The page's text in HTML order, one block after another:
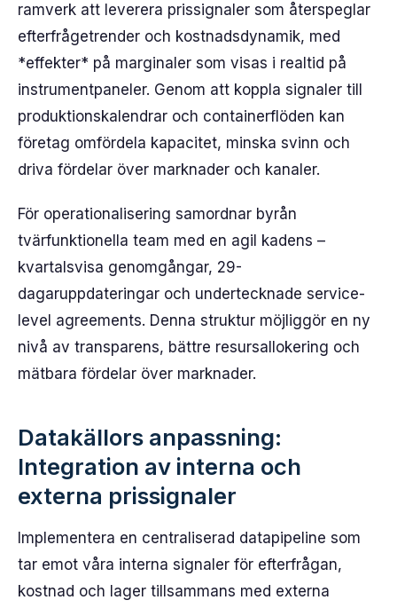
ramverk att leverera prissignaler som återspeglar
efterfrågetrender och kostnadsdynamik, med
*effekter* på marginaler som visas i realtid på
instrumentpaneler. Genom att koppla signaler till
produktionskalendrar och containerflöden kan
företag omfördela kapacitet, minska svinn och
driva fördelar över marknader och kanaler.
För operationalisering samordnar byrån
tvärfunktionella team med en agil kadens –
kvartalsvisa genomgångar, 29-
dagaruppdateringar och undertecknade service-
level agreements. Denna struktur möjliggör en ny
nivå av transparens, bättre resursallokering och
mätbara fördelar över marknader.
Datakällors anpassning:
Integration av interna och
externa prissignaler
Implementera en centraliserad datapipeline som
tar emot våra interna signaler för efterfrågan,
kostnad och lager tillsammans med externa